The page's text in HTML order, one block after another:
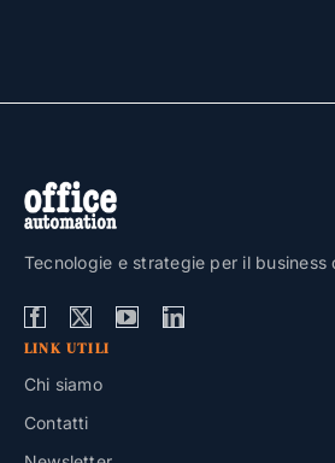
Tecnologie e strategie per il business
LINK UTILI
Chi siamo
Contatti